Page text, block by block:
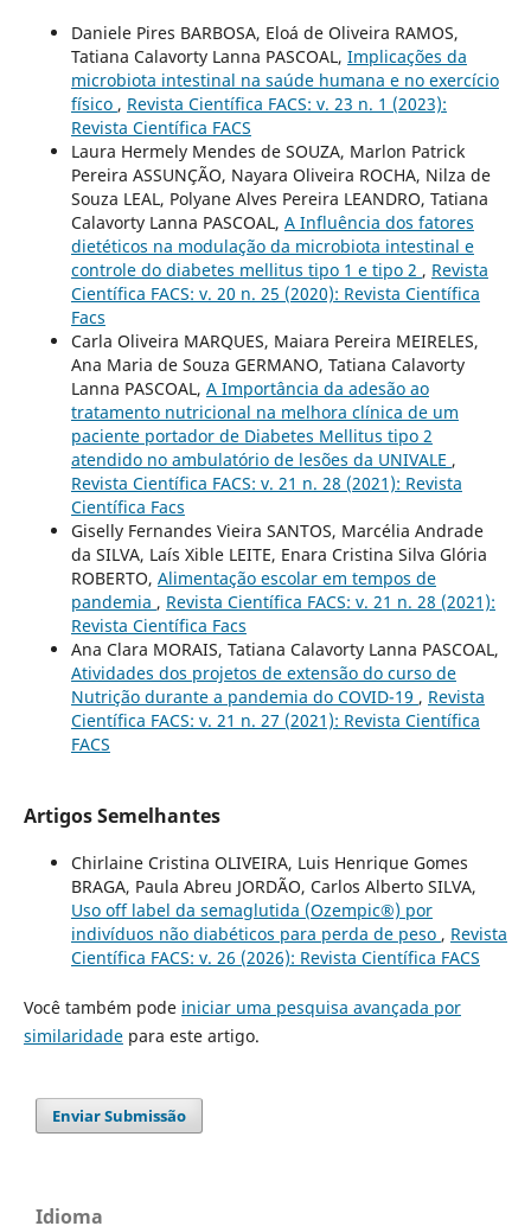
Daniele Pires BARBOSA, Eloá de Oliveira RAMOS,
Tatiana Calavorty Lanna PASCOAL, Implicações da
microbiota intestinal na saúde humana e no exercício
físico , Revista Científica FACS: v. 23 n. 1 (2023):
Revista Científica FACS
Laura Hermely Mendes de SOUZA, Marlon Patrick
Pereira ASSUNÇÃO, Nayara Oliveira ROCHA, Nilza de
Souza LEAL, Polyane Alves Pereira LEANDRO, Tatiana
Calavorty Lanna PASCOAL, A Influência dos fatores
dietéticos na modulação da microbiota intestinal e
controle do diabetes mellitus tipo 1 e tipo 2 , Revista
Científica FACS: v. 20 n. 25 (2020): Revista Científica
Facs
Carla Oliveira MARQUES, Maiara Pereira MEIRELES,
Ana Maria de Souza GERMANO, Tatiana Calavorty
Lanna PASCOAL, A Importância da adesão ao
tratamento nutricional na melhora clínica de um
paciente portador de Diabetes Mellitus tipo 2
atendido no ambulatório de lesões da UNIVALE ,
Revista Científica FACS: v. 21 n. 28 (2021): Revista
Científica Facs
Giselly Fernandes Vieira SANTOS, Marcélia Andrade
da SILVA, Laís Xible LEITE, Enara Cristina Silva Glória
ROBERTO, Alimentação escolar em tempos de
pandemia , Revista Científica FACS: v. 21 n. 28 (2021):
Revista Científica Facs
Ana Clara MORAIS, Tatiana Calavorty Lanna PASCOAL,
Atividades dos projetos de extensão do curso de
Nutrição durante a pandemia do COVID-19 , Revista
Científica FACS: v. 21 n. 27 (2021): Revista Científica
FACS
Artigos Semelhantes
Chirlaine Cristina OLIVEIRA, Luis Henrique Gomes
BRAGA, Paula Abreu JORDÃO, Carlos Alberto SILVA,
Uso off label da semaglutida (Ozempic®) por
indivíduos não diabéticos para perda de peso , Revista
Científica FACS: v. 26 (2026): Revista Científica FACS
Você também pode iniciar uma pesquisa avançada por
similaridadepara este artigo.
Enviar Submissão
Idioma